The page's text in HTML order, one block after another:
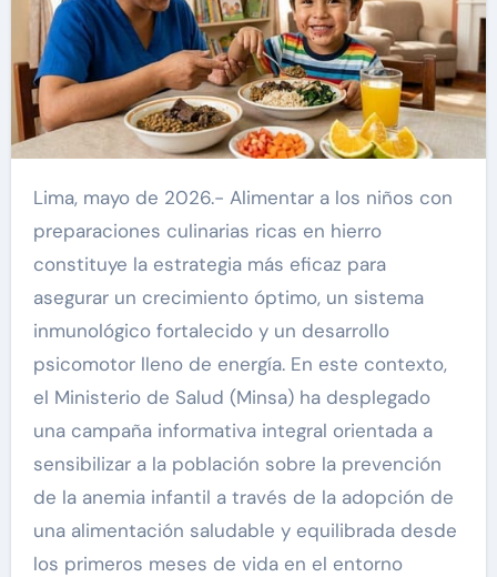
Lima, mayo de 2026.- Alimentar a los niños con
preparaciones culinarias ricas en hierro
constituye la estrategia más eficaz para
asegurar un crecimiento óptimo, un sistema
inmunológico fortalecido y un desarrollo
psicomotor lleno de energía. En este contexto,
el Ministerio de Salud (Minsa) ha desplegado
una campaña informativa integral orientada a
sensibilizar a la población sobre la prevención
de la anemia infantil a través de la adopción de
una alimentación saludable y equilibrada desde
los primeros meses de vida en el entorno